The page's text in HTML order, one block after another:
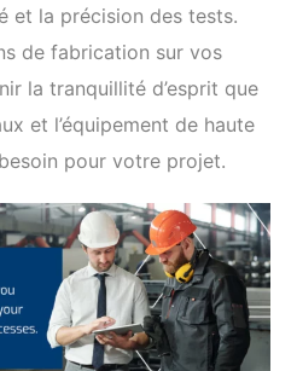
et la précision des tests.
de fabrication sur vos
la tranquillité d’esprit que
et l’équipement de haute
pour votre projet.